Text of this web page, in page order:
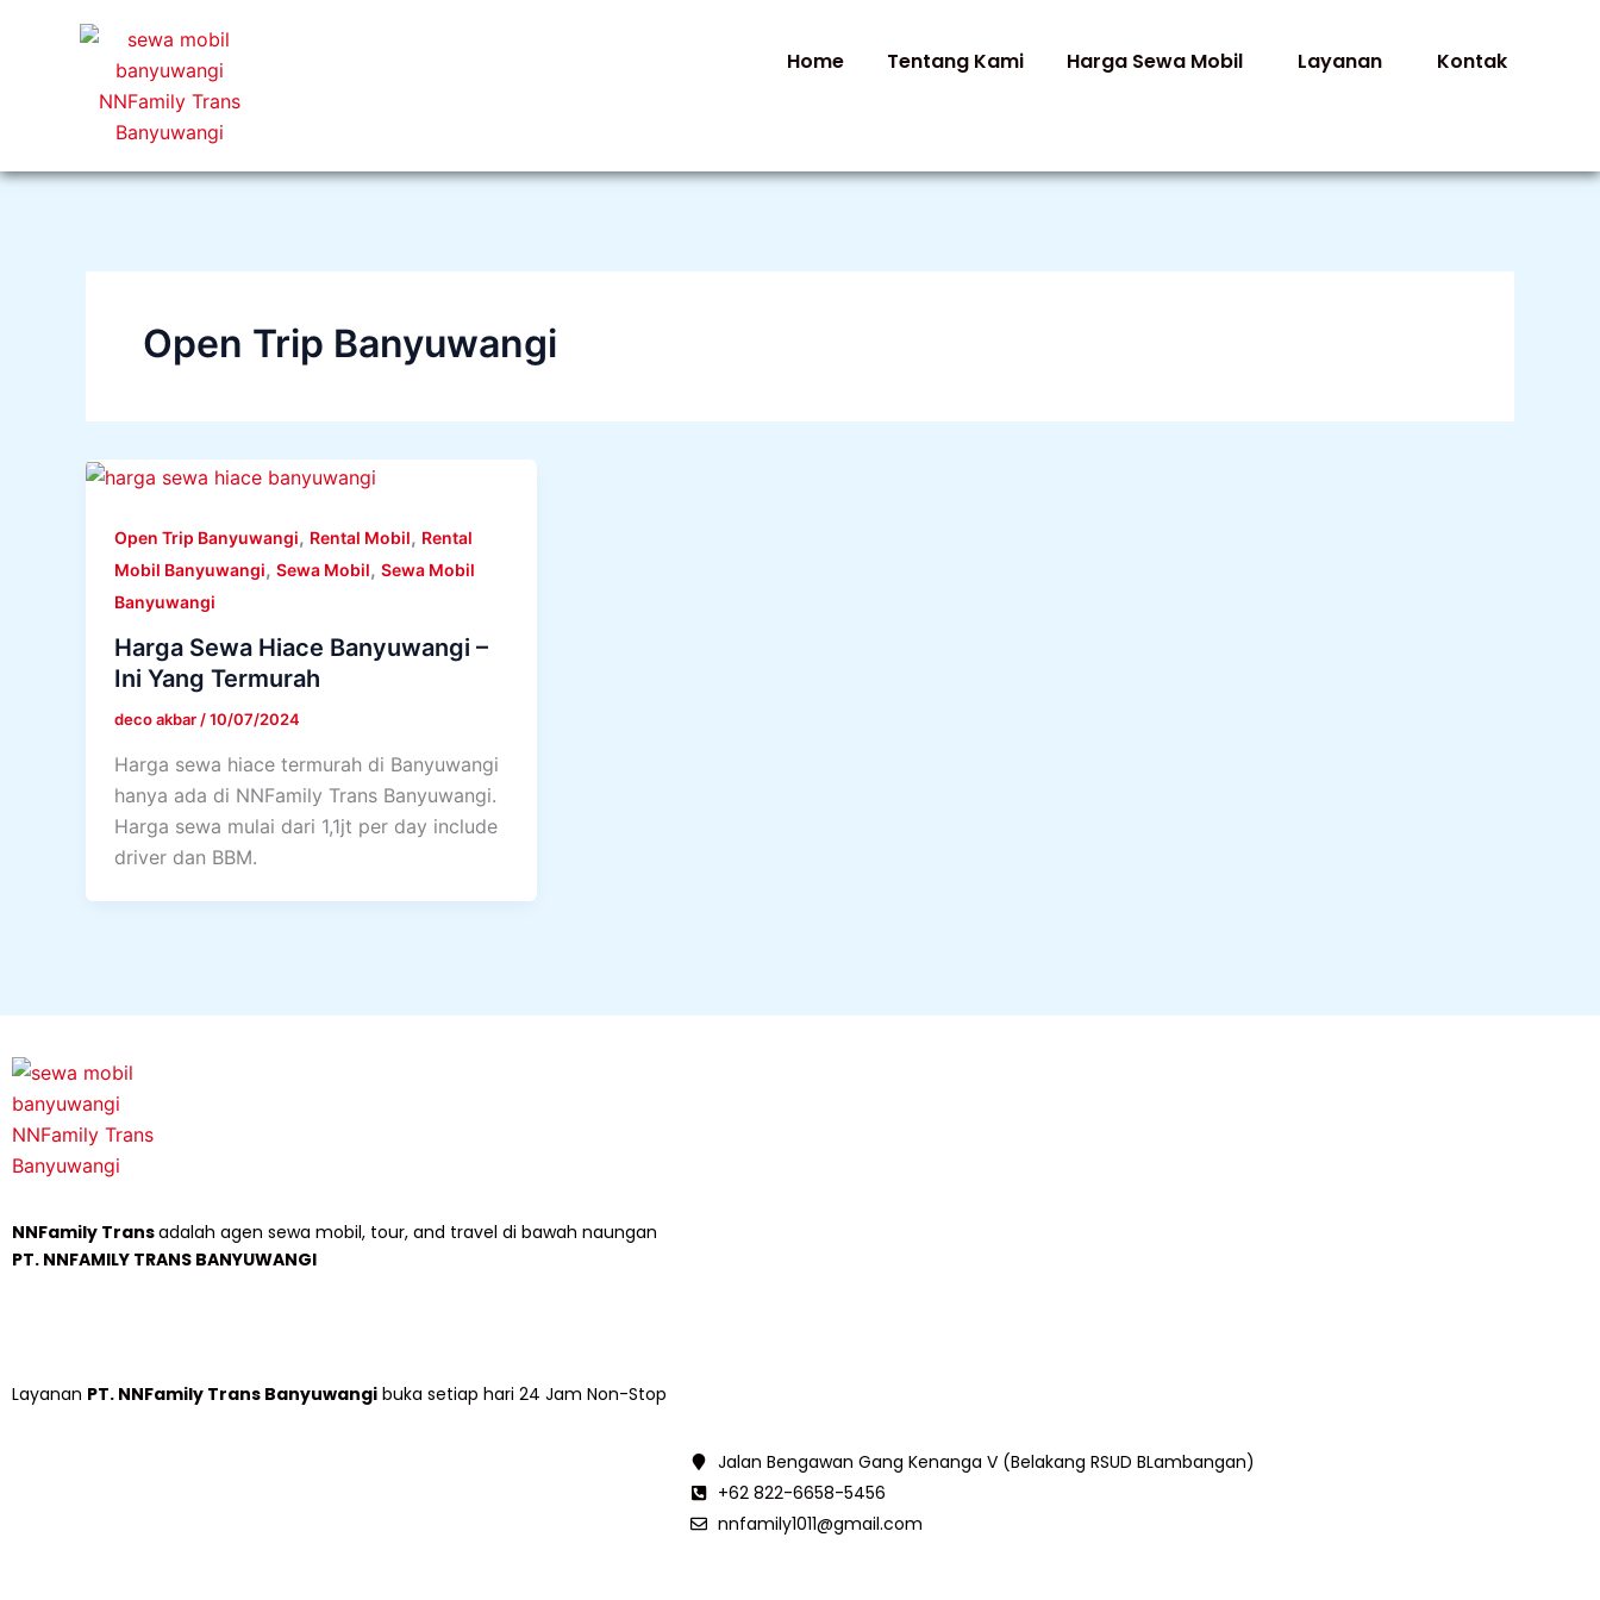
Home Tentang Kami Harga Sewa Mobil Layanan Kontak
Open Trip Banyuwangi
Open Trip Banyuwangi, Rental Mobil, Rental
Mobil Banyuwangi, Sewa Mobil, Sewa Mobil
Banyuwangi
Harga Sewa Hiace Banyuwangi –
Ini Yang Termurah
deco akbar/10/07/2024
Harga sewa hiace termurah di Banyuwangi
hanya ada di NNFamily Trans Banyuwangi.
Harga sewa mulai dari 1,1jt per day include
driver dan BBM.
NNFamily Transadalah agen sewa mobil, tour, and travel di bawah naungan
PT. NNFAMILY TRANS BANYUWANGI
Layanan PT. NNFamily Trans Banyuwangi buka setiap hari 24 Jam Non-Stop
Jalan Bengawan Gang Kenanga V (Belakang RSUD BLambangan)
+62 822-6658-5456
nnfamily1011@gmail.com